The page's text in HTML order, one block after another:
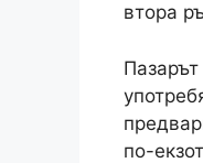
втора
по-